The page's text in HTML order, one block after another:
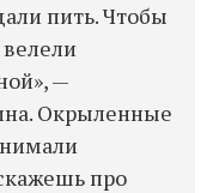
пить. Чтобы
—
Окрыленные
про